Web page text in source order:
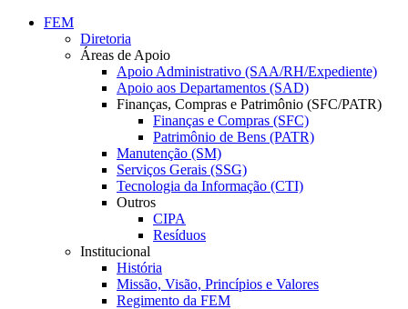
Conteúdo principal
FEM
Diretoria
Áreas de Apoio
Apoio Administrativo (SAA/RH/Expediente)
Apoio aos Departamentos (SAD)
Finanças, Compras e Patrimônio (SFC/PATR)
Finanças e Compras (SFC)
Patrimônio de Bens (PATR)
Manutenção (SM)
Serviços Gerais (SSG)
Tecnologia da Informação (CTI)
Outros
CIPA
Resíduos
Institucional
História
Missão, Visão, Princípios e Valores
Regimento da FEM